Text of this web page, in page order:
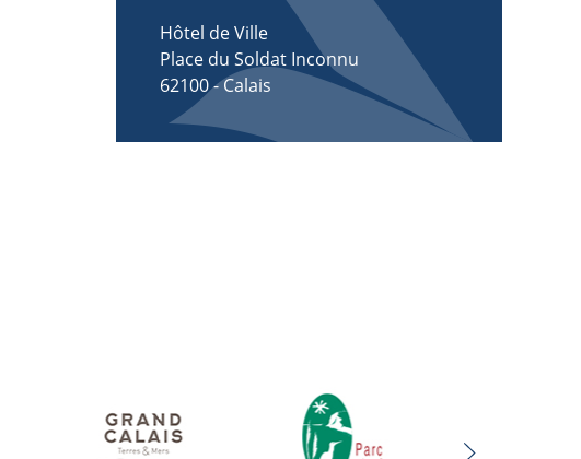
Hôtel de Ville
Place du Soldat Inconnu
62100-Calais